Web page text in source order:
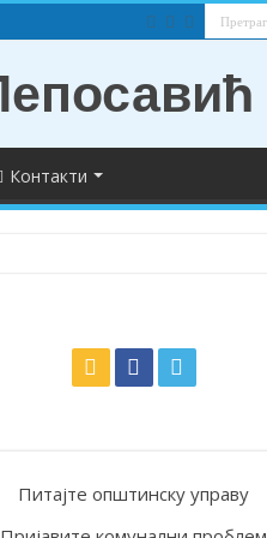
Контакти
Питајте општинску управу